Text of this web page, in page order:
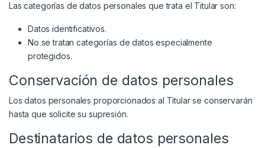
Las categorías de datos personales que trata el Titular son:
Datos identificativos.
No se tratan categorías de datos especialmente
protegidos.
Conservación de datos personales
Los datos personales proporcionados al Titular se conservarán
hasta que solicite su supresión.
Destinatarios de datos personales